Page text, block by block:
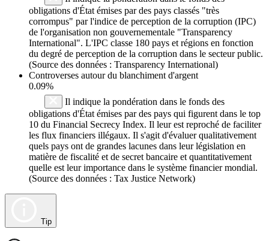
obligations d'État émises par des pays classés "très
corrompus" par l'indice de perception de la corruption (IPC)
de l'organisation non gouvernementale "Transparency
International". L'IPC classe 180 pays et régions en fonction
du degré de perception de la corruption dans le secteur public.
(Source des données : Transparency International)
Controverses autour du blanchiment d'argent
0.09%
Il indique la pondération dans le fonds des
obligations d'État émises par des pays qui figurent dans le top
10 du Financial Secrecy Index. Il leur est reproché de faciliter
les flux financiers illégaux. Il s'agit d'évaluer qualitativement
quels pays ont de grandes lacunes dans leur législation en
matière de fiscalité et de secret bancaire et quantitativement
quelle est leur importance dans le système financier mondial.
(Source des données : Tax Justice Network)
Tip